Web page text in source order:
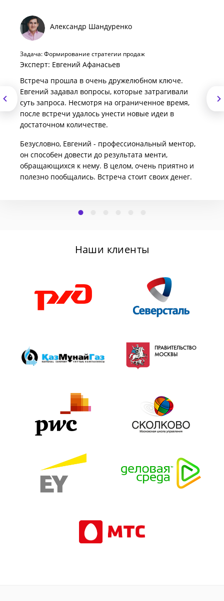
Александр Шандуренко
Задача: Формирование стратегии продаж
Эксперт: Евгений Афанасьев
Встреча прошла в очень дружелюбном ключе.
Евгений задавал вопросы, которые затрагивали
суть запроса. Несмотря на ограниченное время,
после встречи удалось унести новые идеи в
достаточном количестве.
Безусловно, Евгений - профессиональный ментор,
он способен довести до результата менти,
обращающихся к нему. В целом, очень приятно и
полезно пообщались. Встреча стоит своих денег.
Наши клиенты